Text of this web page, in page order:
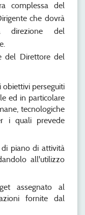
complessa del
che dovrà
direzione del
del Direttore del
obiettivi perseguiti
ed in particolare
tecnologiche
i quali prevede
piano di attività
all'utilizzo
assegnato al
fornite dal